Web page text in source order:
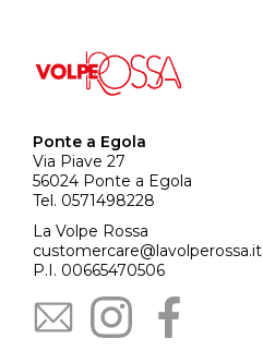
Ponte a Egola
Via Piave 27
56024 Ponte a Egola
Tel. 0571498228
La Volpe Rossa
customercare@lavolperossa.it
P.I. 00665470506